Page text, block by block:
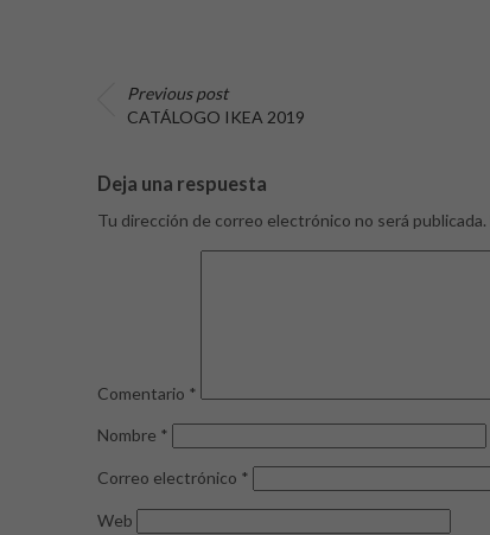
Previous post
CATÁLOGO IKEA 2019
Deja una respuesta
Tu dirección de correo electrónico no será publicada.
Comentario *
Nombre *
Correo electrónico *
Web